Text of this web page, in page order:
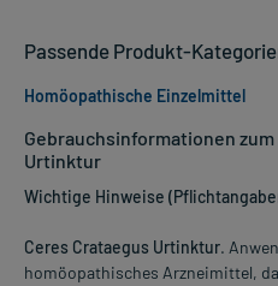
Gebrauchsinformationen
Urtinktur
Wichtige Hinweise
Ceres Crataegus Urtinktur.
homöopathisches Arzneimittel,
Passende Produkt-
Homöopathische Einzelmittel